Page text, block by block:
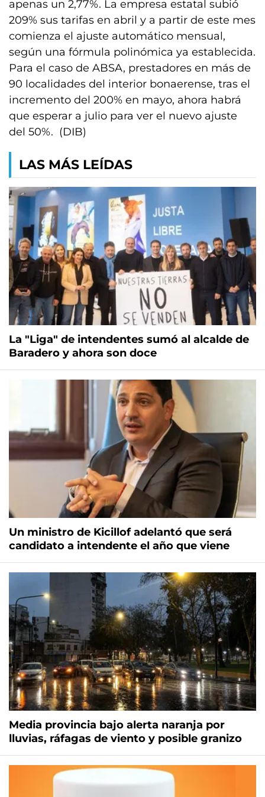
apenas un 2,77%. La empresa estatal subió
209% sus tarifas en abril y a partir de este mes
comienza el ajuste automático mensual,
según una fórmula polinómica ya establecida.
Para el caso de ABSA, prestadores en más de
90 localidades del interior bonaerense, tras el
incremento del 200% en mayo, ahora habrá
que esperar a julio para ver el nuevo ajuste
del 50%. (DIB)
LAS MÁS LEÍDAS
La "Liga" de intendentes sumó al alcalde de
Baradero y ahora son doce
Un ministro de Kicillof adelantó que será
candidato a intendente el año que viene
Media provincia bajo alerta naranja por
lluvias, ráfagas de viento y posible granizo